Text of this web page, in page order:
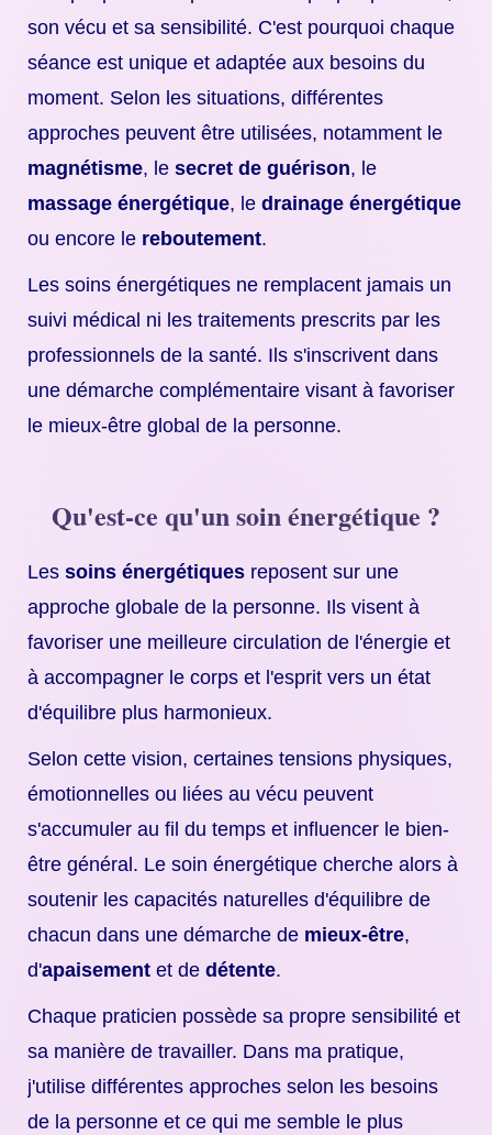
son vécu et sa sensibilité. C'est pourquoi chaque
séance est unique et adaptée aux besoins du
moment. Selon les situations, différentes
approches peuvent être utilisées, notamment le
magnétisme, le secret de guérison, le
massage énergétique, le drainage énergétique
ou encore le reboutement.
Les soins énergétiques ne remplacent jamais un
suivi médical ni les traitements prescrits par les
professionnels de la santé. Ils s'inscrivent dans
une démarche complémentaire visant à favoriser
le mieux-être global de la personne.
Qu'est-ce qu'un soin énergétique ?
Les soins énergétiques reposent sur une
approche globale de la personne. Ils visent à
favoriser une meilleure circulation de l'énergie et
à accompagner le corps et l'esprit vers un état
d'équilibre plus harmonieux.
Selon cette vision, certaines tensions physiques,
émotionnelles ou liées au vécu peuvent
s'accumuler au fil du temps et influencer le bien-
être général. Le soin énergétique cherche alors à
soutenir les capacités naturelles d'équilibre de
chacun dans une démarche de mieux-être,
d'apaisement et de détente.
Chaque praticien possède sa propre sensibilité et
sa manière de travailler. Dans ma pratique,
j'utilise différentes approches selon les besoins
de la personne et ce qui me semble le plus